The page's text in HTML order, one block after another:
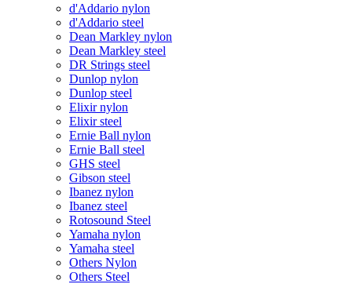
d'Addario nylon
d'Addario steel
Dean Markley nylon
Dean Markley steel
DR Strings steel
Dunlop nylon
Dunlop steel
Elixir nylon
Elixir steel
Ernie Ball nylon
Ernie Ball steel
GHS steel
Gibson steel
Ibanez nylon
Ibanez steel
Rotosound Steel
Yamaha nylon
Yamaha steel
Others Nylon
Others Steel